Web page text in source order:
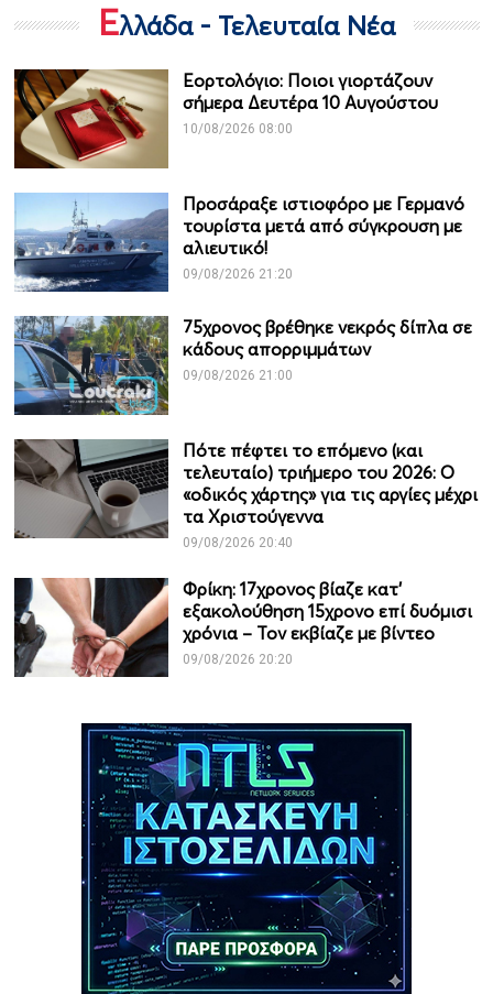
Ελλάδα - Τελευταία Νέα
Εορτολόγιο: Ποιοι γιορτάζουν
σήμερα Δευτέρα 10 Αυγούστου
10/08/2026 08:00
Προσάραξε ιστιοφόρο με Γερμανό
τουρίστα μετά από σύγκρουση με
αλιευτικό!
09/08/2026 21:20
75χρονος βρέθηκε νεκρός δίπλα σε
κάδους απορριμμάτων
09/08/2026 21:00
Πότε πέφτει το επόμενο (και
τελευταίο) τριήμερο του 2026: Ο
«οδικός χάρτης» για τις αργίες μέχρι
τα Χριστούγεννα
09/08/2026 20:40
Φρίκη: 17χρονος βίαζε κατ’
εξακολούθηση 15χρονο επί δυόμισι
χρόνια – Τον εκβίαζε με βίντεο
09/08/2026 20:20